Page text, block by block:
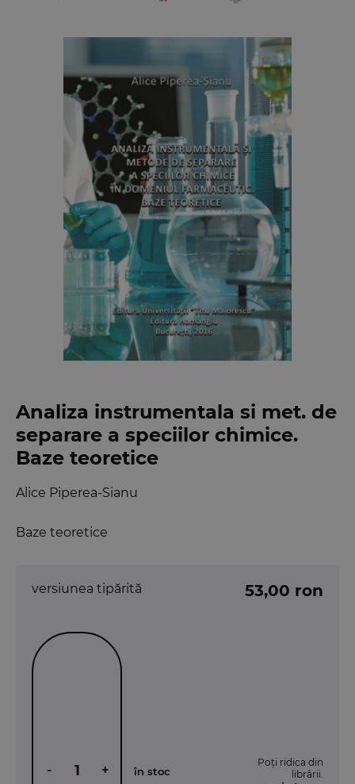
Analiza instrumentala si met. de
separare a speciilor chimice.
Baze teoretice
Baze teoretice
Alice Piperea-Sianu
versiunea tipărită 53,00 ron
- + în stoc
Poți ridica din
librării.